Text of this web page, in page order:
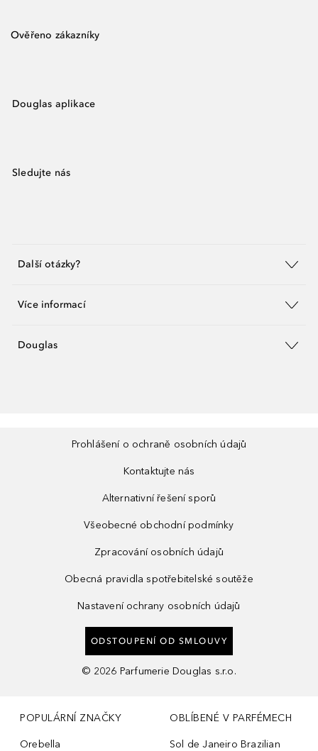
Ověřeno zákazníky
Douglas aplikace
Sledujte nás
Další otázky?
Více informací
Douglas
Prohlášení o ochraně osobních údajů
Kontaktujte nás
Alternativní řešení sporů
Všeobecné obchodní podmínky
Zpracování osobních údajů
Obecná pravidla spotřebitelské soutěže
Nastavení ochrany osobních údajů
ODSTOUPENÍ OD SMLOUVY
© 2026 Parfumerie Douglas s.r.o.
POPULÁRNÍ ZNAČKY
Orebella
OBLÍBENÉ V PARFÉMECH
Sol de Janeiro Brazilian